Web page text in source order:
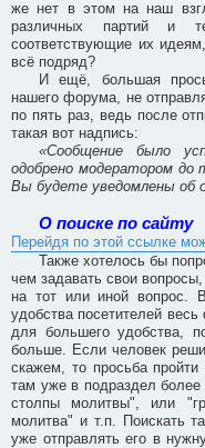
же нет в этом на наш
различных партий и
соответствующие их
всё подряд?
И ещё, большая
нашего форума, не
по пять раз, ведь после
такая вот надпись:
«Сообщение было
одобрено модератором до
Вы будете уведомлены об
О поиске по сайту
Перейдя по этой ссылке
Также хотелось бы
чем задавать свои
на тот или иной вопрос.
удобства посетителей
для большего удобства,
больше. Если человек
скажем, то просьба
там уже в подраздел
столпы молитвы", или
молитва" и т.п. Поискать
уже отправлять его в